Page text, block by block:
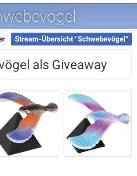
Stream-Übersicht "Schwebevögel"
als Giveaway